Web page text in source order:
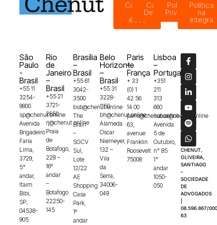
Código
ética
Canal de
Denúncias
Política de
Privacidade
Política
na
íntegra
São
Paulo
-
Brasil
+55 11
3254-
9800
sp@chenut.online
Avenida
Brigadeiro
Faria
Lima,
3729,
5°
andar,
Itaim
Bibi,
SP,
04538-
905
Rio
de
Janeiro
–
Brasil
+55 21
3721-
2650
rj@chenut.online
Praia
de
Botafogo,
228 –
16º
andar
–
Botafogo
22250-
145
Brasília
–
Brasil
+55 61
3042-
3500
bsb@chenut.online
The
Brain
–
SGCV
Sul,
Lote
12/22
AE
Shopping
Casa
Park,
1º
andar
Belo
Horizonte
–
Brasil
+55 31
3228-
1150
bh@chenut.online
Alameda
Oscar
Niemeyer,
132 –
Vila
da
Serra,
34006-
049
Paris
–
França
+ 33
(0) 1
42 56
14 00
paris@chenut.online
63,
avenue
Franklin
Roosevelt
75008
Lisboa
–
Portugal
+351
211
313
660
lisboa@chenut.online
Avenida
5 de
Outubro,
n° 85
1°
andar
1050-
050
CHENUT,
OLIVEIRA,
SANTIAGO
–
SOCIEDADE
DE
ADVOGADOS
08.596.867/
63